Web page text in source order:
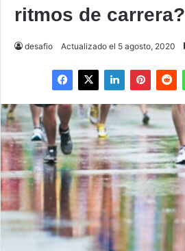
ritmos de carrera?
desafio Actualizado el 5 agosto, 2020